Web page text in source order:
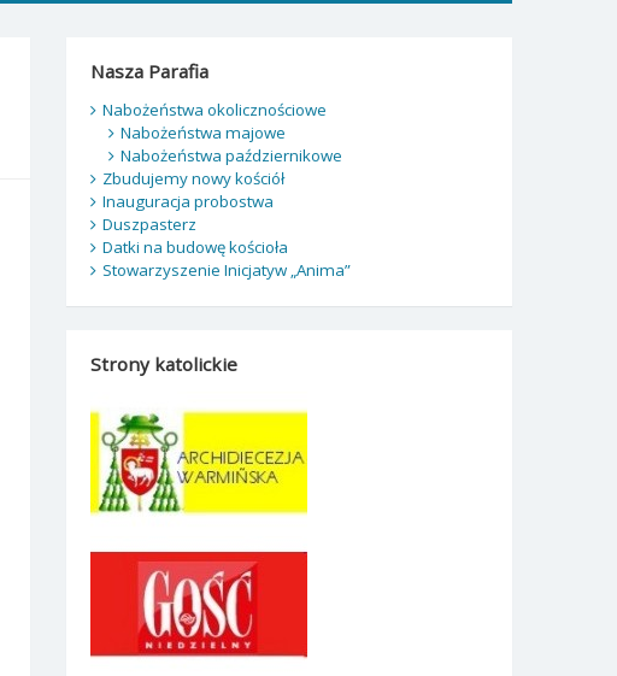
Nasza Parafia
Nabożeństwa okolicznościowe
Nabożeństwa majowe
Nabożeństwa październikowe
Zbudujemy nowy kościół
Inauguracja probostwa
Duszpasterz
Datki na budowę kościoła
Stowarzyszenie Inicjatyw „Anima”
Strony katolickie